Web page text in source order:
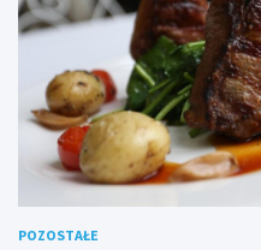
POZOSTAŁE